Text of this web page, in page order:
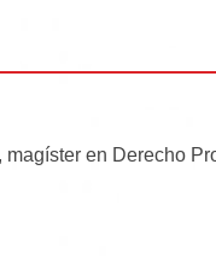
en Derecho